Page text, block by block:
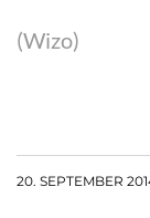
(Wizo)
20. SEPTEMBER